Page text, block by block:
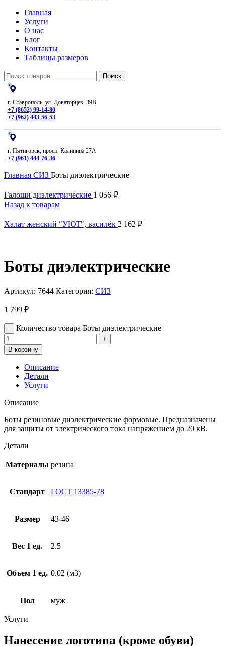
Главная
Услуги
О нас
Блог
Контакты
Таблицы размеров
Поиск
г. Ставрополь, ул. Доваторцев, 39В
+7 (8652) 99-14-80
+7 (962) 443-56-53
г. Пятигорск, просп. Калинина 27А
+7 (961) 444-76-36
Главная СИЗ Боты диэлектрические
Галоши диэлектрические 1 056 ₽
Назад к товарам
Халат женский "УЮТ", василёк 2 162 ₽
Боты диэлектрические
Артикул: 7644 Категория: СИЗ
1 799 ₽
Количество товара Боты диэлектрические
В корзину
Описание
Детали
Услуги
Описание
Боты резиновые диэлектрические формовые. Предназначены
для защиты от электрического тока напряжением до 20 кВ.
Детали
Материалы резина
Стандарт ГОСТ 13385-78
Размер 43-46
Вес 1 ед. 2.5
Объем 1 ед. 0.02 (м3)
Пол муж
Услуги
Нанесение логотипа (кроме обуви)